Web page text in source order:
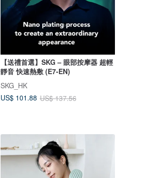
【送禮首選】SKG – 眼部按摩器 超輕
靜音 快速熱敷 (E7-EN)
SKG_HK
US$ 101.88 US$ 137.56